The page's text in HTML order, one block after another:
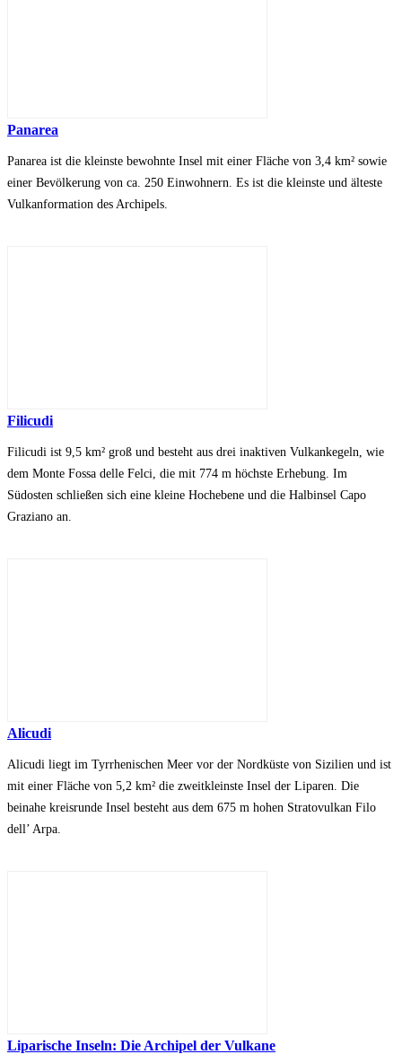
Panarea
Panarea ist die kleinste bewohnte Insel mit einer Fläche von 3,4 km² sowie
einer Bevölkerung von ca. 250 Einwohnern. Es ist die kleinste und älteste
Vulkanformation des Archipels.
Filicudi
Filicudi ist 9,5 km² groß und besteht aus drei inaktiven Vulkankegeln, wie
dem Monte Fossa delle Felci, die mit 774 m höchste Erhebung. Im
Südosten schließen sich eine kleine Hochebene und die Halbinsel Capo
Graziano an.
Alicudi
Alicudi liegt im Tyrrhenischen Meer vor der Nordküste von Sizilien und ist
mit einer Fläche von 5,2 km² die zweitkleinste Insel der Liparen. Die
beinahe kreisrunde Insel besteht aus dem 675 m hohen Stratovulkan Filo
dell’ Arpa.
Liparische Inseln: Die Archipel der Vulkane